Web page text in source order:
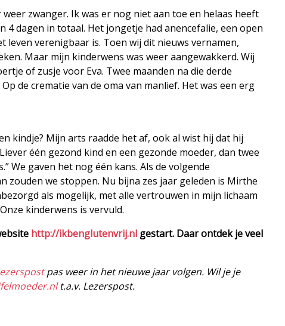
zwanger. Ik was er nog niet aan toe en helaas heeft
4 dagen in totaal. Het jongetje had anencefalie, een open
leven verenigbaar is. Toen wij dit nieuws vernamen,
Maar mijn kinderwens was weer aangewakkerd. Wij
of zusje voor Eva. Twee maanden na die derde
de crematie van de oma van manlief. Het was een erg
kindje? Mijn arts raadde het af, ook al wist hij dat hij
één gezond kind en een gezonde moeder, dan twee
We gaven het nog één kans. Als de volgende
zouden we stoppen. Nu bijna zes jaar geleden is Mirthe
als mogelijk, met alle vertrouwen in mijn lichaam
kinderwens is vervuld.
http://ikbenglutenvrij.nl gestart. Daar ontdek je veel
pas weer in het nieuwe jaar volgen. Wil je je
t.a.v. Lezerspost.